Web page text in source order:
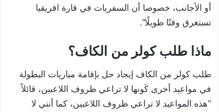
أو الأجانب، خصوصا أن السفريات في قارة افريقيا
تستغرق وقتًا طويلًا”.
ماذا طلب كولر من الكاف؟
طلب كولر من الكاف إيجاد حل بإقامة مباريات البطولة
في مواعيد أخرى كَونها لا تراعي ظروف اللاعبين، قائلاً
“هذه المواعيد لا تراعي ظروف اللاعبين، كما أنني لا